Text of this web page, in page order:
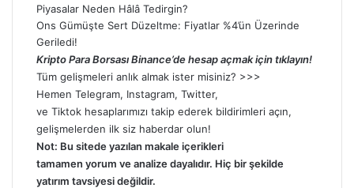
Piyasalar Neden Hâlâ Tedirgin?
Ons Gümüşte Sert Düzeltme: Fiyatlar %4’ün Üzerinde
Geriledi!
Kripto Para Borsası Binance’de hesap açmak için tıklayın!
Tüm gelişmeleri anlık almak ister misiniz? >>>
Hemen Telegram, Instagram, Twitter,
ve Tiktok hesaplarımızı takip ederek bildirimleri açın,
gelişmelerden ilk siz haberdar olun!
Not: Bu sitede yazılan makale içerikleri
tamamen yorum ve analize dayalıdır. Hiç bir şekilde
yatırım tavsiyesi değildir.